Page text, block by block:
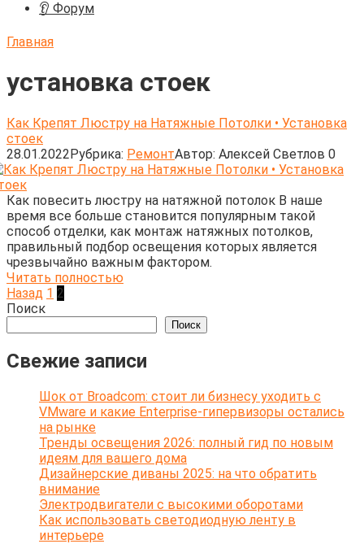
👂 Форум
Главная
установка стоек
Как Крепят Люстру на Натяжные Потолки • Установка
стоек
28.01.2022Рубрика: РемонтАвтор: Алексей Светлов 0
Как повесить люстру на натяжной потолок В наше
время все больше становится популярным такой
способ отделки, как монтаж натяжных потолков,
правильный подбор освещения которых является
чрезвычайно важным фактором.
Читать полностью
Пагинация
записей
Назад 1 2
Поиск
Поиск
Свежие записи
Шок от Broadcom: стоит ли бизнесу уходить с
VMware и какие Enterprise-гипервизоры остались
на рынке
Тренды освещения 2026: полный гид по новым
идеям для вашего дома
Дизайнерские диваны 2025: на что обратить
внимание
Электродвигатели с высокими оборотами
Как использовать светодиодную ленту в
интерьере